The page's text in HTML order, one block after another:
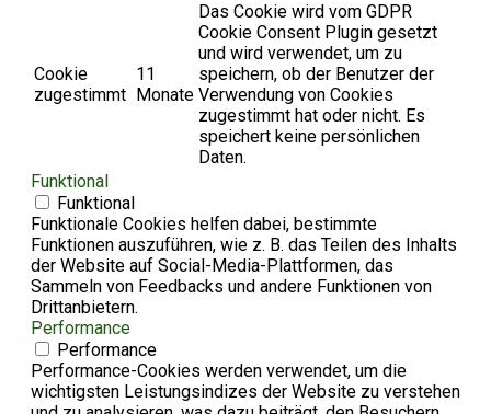
Cookie
zugestimmt
11
Monate
Das Cookie wird vom GDPR
Cookie Consent Plugin gesetzt
und wird verwendet, um zu
speichern, ob der Benutzer der
Verwendung von Cookies
zugestimmt hat oder nicht. Es
speichert keine persönlichen
Daten.
Funktional
Funktional
Funktionale Cookies helfen dabei, bestimmte
Funktionen auszuführen, wie z. B. das Teilen des Inhalts
der Website auf Social-Media-Plattformen, das
Sammeln von Feedbacks und andere Funktionen von
Drittanbietern.
Performance
Performance
Performance-Cookies werden verwendet, um die
wichtigsten Leistungsindizes der Website zu verstehen